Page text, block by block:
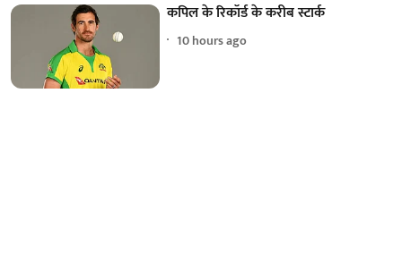
कपिल के रिकॉर्ड के करीब स्टार्क
10 hours ago